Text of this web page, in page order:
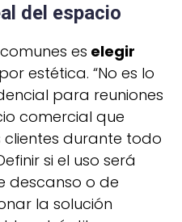
del espacio
es elegir
estética. “No es lo
para reuniones
comercial que
durante todo
si el uso será
descanso o de
la solución